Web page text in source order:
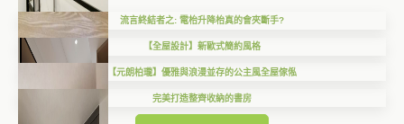
流言終結者之: 電枱升降枱真的會夾斷手?
【全屋設計】新歐式簡約風格
【元朗柏瓏】優雅與浪漫並存的公主風全屋傢俬
完美打造整齊收納的書房